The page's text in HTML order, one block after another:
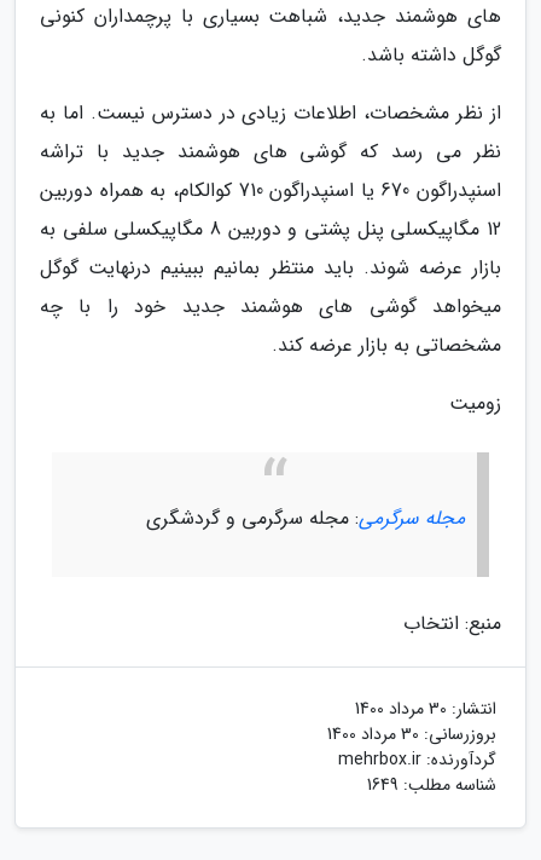
های هوشمند جدید، شباهت بسیاری با پرچمداران کنونی
گوگل داشته باشد.
از نظر مشخصات، اطلاعات زیادی در دسترس نیست. اما به
نظر می رسد که گوشی های هوشمند جدید با تراشه
اسنپدراگون 670 یا اسنپدراگون 710 کوالکام، به همراه دوربین
12 مگاپیکسلی پنل پشتی و دوربین 8 مگاپیکسلی سلفی به
بازار عرضه شوند. باید منتظر بمانیم ببینیم درنهایت گوگل
میخواهد گوشی های هوشمند جدید خود را با چه
مشخصاتی به بازار عرضه کند.
زومیت
مجله سرگرمی: مجله سرگرمی و گردشگری
منبع: انتخاب
انتشار: 30 مرداد 1400
بروزرسانی: 30 مرداد 1400
گردآورنده: mehrbox.ir
شناسه مطلب: 1649